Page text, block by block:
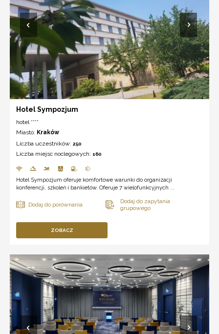
Hotel Sympozjum
hotel ****
Miasto: Kraków
Liczba uczestników: 250
Liczba miejsc noclegowych: 160
Hotel Sympozjum oferuje komfortowe warunki do organizacji
konferencji, szkoleń i bankietów. Oferuje 7 wielofunkcyjnych ...
ZOBACZ